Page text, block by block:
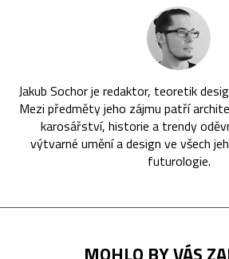
Jakub Sochor je redaktor, teoretik
Mezi předměty jeho zájmu patří
karosářství, historie a trendy
výtvarné umění a design ve všech
futurologie.